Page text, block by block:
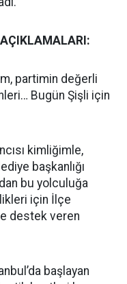
AÇIKLAMALARI:
partimin değerli
Bugün Şişli için
kimliğimle,
başkanlığı
bu yolculuğa
için İlçe
destek veren
başlayan